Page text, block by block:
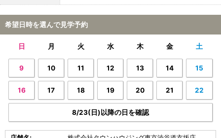
希望日時を選んで見学予約
日 月 火 水 木 金 土
9 10 11 12 13 14 15
16 17 18 19 20 21 22
8/23(日)以降の日を確認